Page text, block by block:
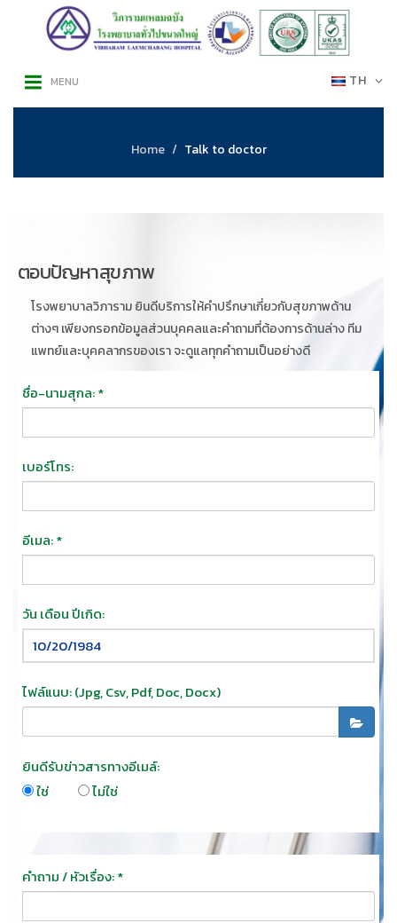
TH
MENU
Home Talk to doctor
ตอบปัญหาสุขภาพ
โรงพยาบาลวิภาราม ยินดีบริการให้คำปรึกษาเกี่ยวกับสุขภาพด้าน
ต่างๆ เพียงกรอกข้อมูลส่วนบุคคลและคำถามที่ต้องการด้านล่าง ทีม
แพทย์และบุคคลากรของเรา จะดูแลทุกคำถามเป็นอย่างดี
ชื่อ-นามสุกล: *
เบอร์โทร:
อีเมล: *
วัน เดือน ปีเกิด:
ไฟล์แนบ: (jpg, Csv, Pdf, Doc, Docx)
ยินดีรับข่าวสารทางอีเมล์:
ใช่
ไม่ใช่
คำถาม / หัวเรื่อง: *